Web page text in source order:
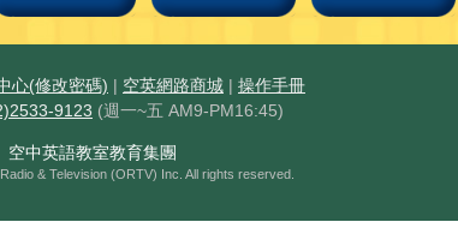
心(修改密碼) | 空英網路商城 | 操作手冊
9123 (週一~五 AM9-PM16:45)
空中英語教室教育集團
& Television (ORTV) Inc. All rights reserved.